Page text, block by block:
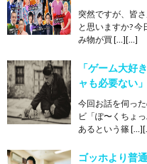
突然ですが、皆
と思いますか?
み物が買 […][…]
「ゲーム大好
ャも必要ない
今回お話を伺っ
ビ「ぽ〜くちょ
あるという篠
ゴッホより普